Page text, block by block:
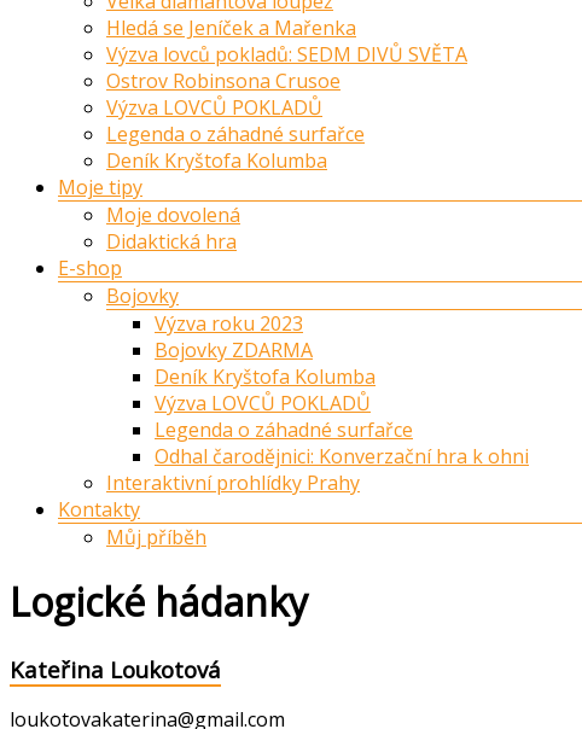
Hledá se Jeníček a Mařenka
Výzva lovců pokladů: SEDM DIVŮ SVĚTA
Ostrov Robinsona Crusoe
Výzva LOVCŮ POKLADŮ
Legenda o záhadné surfařce
Deník Kryštofa Kolumba
Moje tipy
Moje dovolená
Didaktická hra
E-shop
Bojovky
Výzva roku 2023
Bojovky ZDARMA
Deník Kryštofa Kolumba
Výzva LOVCŮ POKLADŮ
Legenda o záhadné surfařce
Odhal čarodějnici: Konverzační hra k ohni
Interaktivní prohlídky Prahy
Kontakty
Můj příběh
Logické hádanky
Kateřina Loukotová
loukotovakaterina@gmail.com